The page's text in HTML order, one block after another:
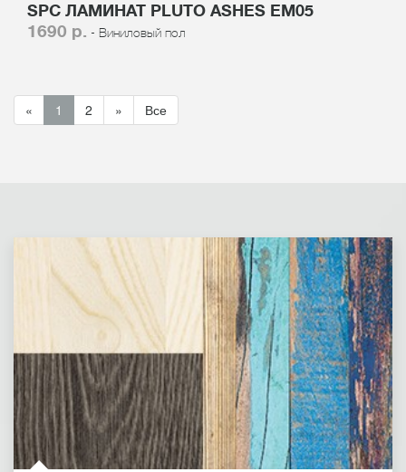
SPC ЛАМИНАТ PLUTO ASHES EM05
1690 р. - Виниловый пол
« 1 2 » Все